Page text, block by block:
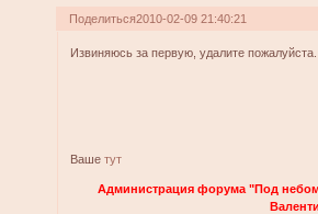
Поделиться2010-02-09 21:40:21
Извиняюсь за первую, удалите пожалуйста.
Вашетут
Администрация форума "Под